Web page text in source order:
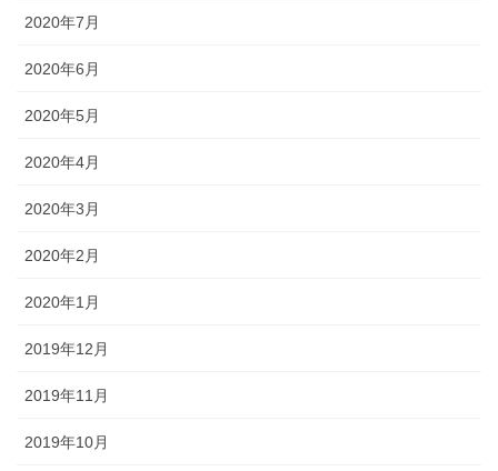
2020年7月
2020年6月
2020年5月
2020年4月
2020年3月
2020年2月
2020年1月
2019年12月
2019年11月
2019年10月